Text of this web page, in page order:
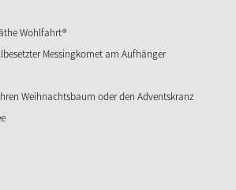
Wohlfahrt®
Messingkomet am Aufhänger
Weihnachtsbaum oder den Adventskranz